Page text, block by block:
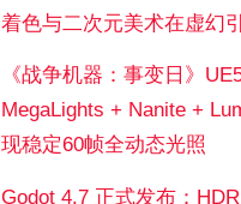
着色与二次元美术在虚幻
《战争机器：事变日》
MegaLights + Nanite +
现稳定60帧全动态光照
Godot 4.7 正式发布：HDR